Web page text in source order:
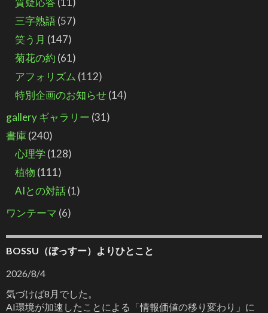
三字熟語(57)
笑う月 (147)
菊花の約 (61)
アフォリズム (112)
特別企画のお知らせ(14)
gallery ギャラリー (31)
書庫(240)
心理学 (128)
植物 (111)
AIとの対話(1)
ワンテーマ (6)
BOSSU（ぼっすー）よりひとこと
2026/8/4
気づけば8月でした。
AI環境が加速したことによる「情報価値の移り変わり」に